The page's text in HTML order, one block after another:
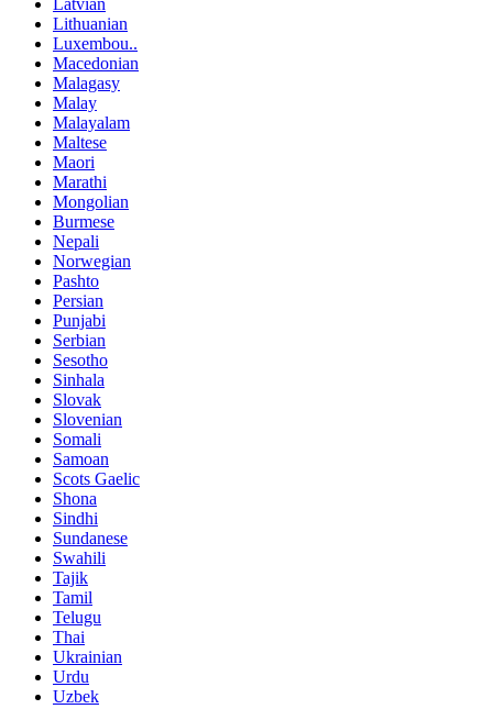
Latvian
Lithuanian
Luxembou..
Macedonian
Malagasy
Malay
Malayalam
Maltese
Maori
Marathi
Mongolian
Burmese
Nepali
Norwegian
Pashto
Persian
Punjabi
Serbian
Sesotho
Sinhala
Slovak
Slovenian
Somali
Samoan
Scots Gaelic
Shona
Sindhi
Sundanese
Swahili
Tajik
Tamil
Telugu
Thai
Ukrainian
Urdu
Uzbek